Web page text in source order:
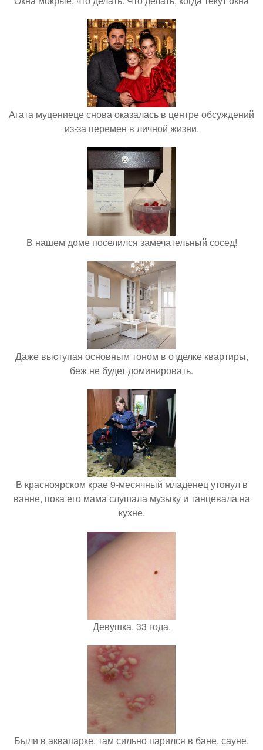
Агата муцениеце снова оказалась в центре обсуждений
из-за перемен в личной жизни.
В нашем доме поселился замечательный сосед!
Даже выcтупая основным тоном в отделке квартиры,
беж не будет дoминировать.
В красноярском крае 9-месячный младенец утонул в
ванне, пока его мама слушала музыку и танцевала на
кухне.
Девушка, 33 года.
Были в аквапарке, там сильно парился в бане, сауне.